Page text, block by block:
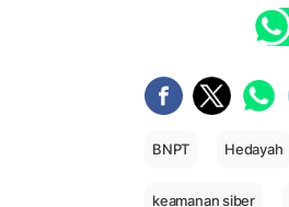
BNPT Hedayah
keamanan siber